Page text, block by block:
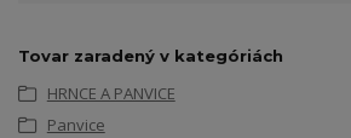
Tovar zaradený v kategóriách
HRNCE A PANVICE
Panvice